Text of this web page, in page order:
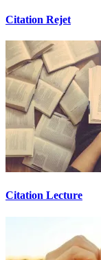
Citation Rejet
Citation Lecture